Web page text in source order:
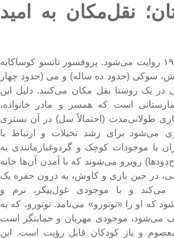
نقل‌مکان به امید
داستان در ژاپن دهه ۱۹۵۰ روایت می‌شود. پروفسور تاتسو کوساکابه
سوکی (حدود ده ساله) و می (حدود چهار
در یک روستا نقل مکان می‌کنند. دلیل این
است که همسر و مادر خانواده،
طولانی‌مدت (احتمالاً سل) در آن بستری
می‌شود برای رشد تخیلات و ارتباط با
با موجودات کوچک و گردوغبارمانندی به
روبرو می‌شوند که با آمدن آن‌ها خانه
در حین بازی و کاوش، به درون حفره یک
می‌کند و با موجودی غول‌پیکر، نرم و
که او را «توتورو» می‌نامد. توتورو، که به
می‌شود، موجودی مهربان و حمایتگر است
و باز کودکان قابل رؤیت است. این